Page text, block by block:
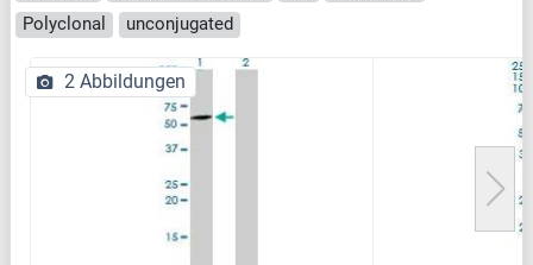
Polyclonal
unconjugated
2 Abbildungen